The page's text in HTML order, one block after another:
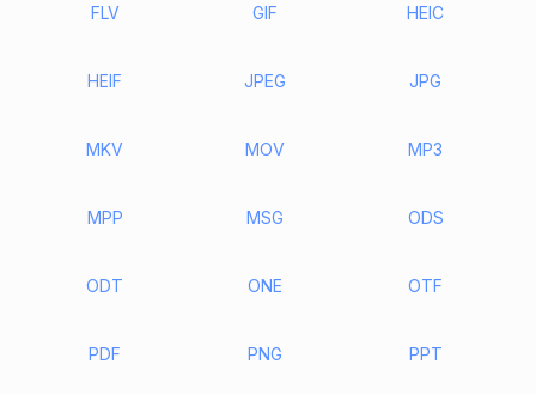
FLV GIF HEIC
HEIF JPEG JPG
MKV MOV MP3
MPP MSG ODS
ODT ONE OTF
PDF PNG PPT